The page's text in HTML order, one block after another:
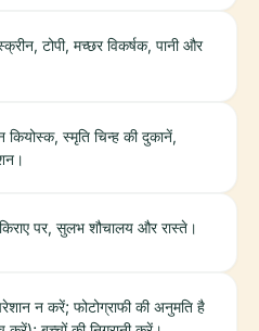
टोपी, मच्छर विकर्षक, पानी और
स्मृति चिन्ह की दुकानें,
पर, सुलभ शौचालय और रास्ते।
न करें; फोटोग्राफी की अनुमति है